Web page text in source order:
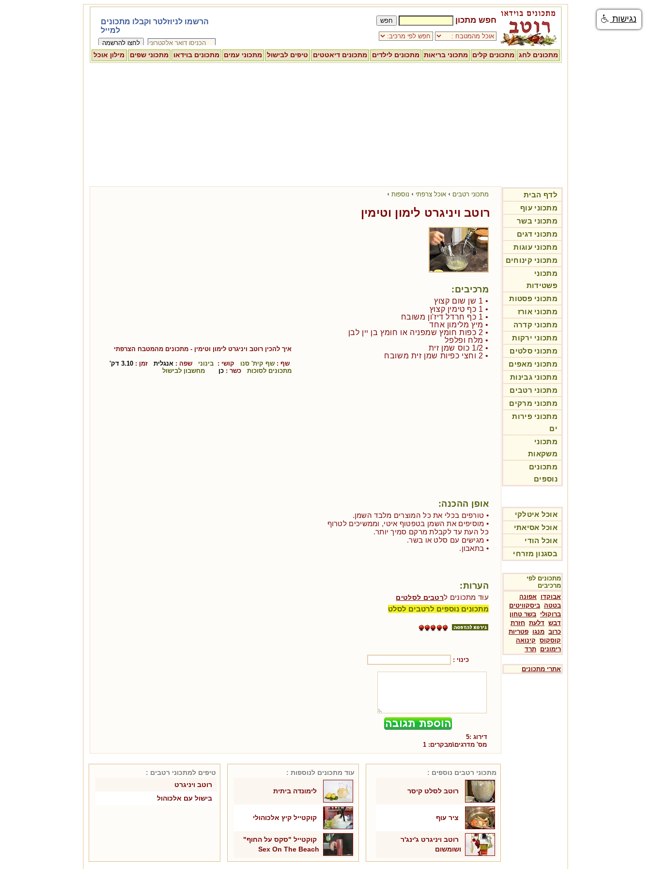
חפש מתכון
מתכונים לחג מתכונים קלים מתכוני בריאות מתכונים לילדים מתכונים דיאטטים טיפים לבישול מתכוני עמים מתכונים בוידאו מתכוני שפים מילון אוכל
לדף הבית
מתכוני עוף
מתכוני בשר
מתכוני דגים
מתכוני עוגות
מתכוני קינוחים
מתכוני
פשטידות
מתכוני פסטות
מתכוני אורז
מתכוני קדרה
מתכוני ירקות
מתכוני סלטים
מתכוני מאפים
מתכוני גבינות
מתכוני רטבים
מתכוני מרקים
מתכוני פירות
ים
מתכוני
משקאות
מתכונים
נוספים
אוכל איטלקי
אוכל אסיאתי
אוכל הודי
בסגנון מזרחי
מתכונים לפי
מרכיבים
אבוקדו אפונה
בטטה ביסקוויטים
ברוקולי בשר טחון
דבש דלעת חזרת
כרוב מנגו פטריות
קוסקוס קינואה
רימונים תרד
אתרי מתכונים
מתכוני רטבים › אוכל צרפתי › נוספות ›
רוטב ויניגרט לימון וטימין
מרכיבים:
• 1 שן שום קצוץ
• 1 כף טימין קצוץ
• 1 כף חרדל דיז'ון משובח
• מיץ מלימון אחד
• 2 כפות חומץ שמפניה או חומץ בן יין לבן
• מלח ופלפל
• 1/2 כוס שמן זית
• 2 וחצי כפיות שמן זית משובח
אופן ההכנה:
• טורפים בכלי את כל המוצרים מלבד השמן.
• מוסיפים את השמן בטפטוף איטי, וממשיכים לטרוף
כל העת עד לקבלת מרקם סמיך יותר.
• מגישים עם סלט או בשר.
• בתאבון.
הערות:
עוד מתכונים לרטבים לסלטים
מתכונים נוספים לרטבים לסלט
כינוי :
דירוג :5
מס' מדרגים\מבקרים: 1
איך להכין רוטב ויניגרט לימון וטימין - מתכונים מהמטבח הצרפתי
שף : שף קית' סנו קושי : בינוני שפה : אנגלית זמן : 3.10 דק'
מתכונים לסוכות
כשר : כן מחשבון לבישול
מתכוני רטבים נוספים :
רוטב לסלט קיסר
ציר עוף
רוטב ויניגרט ג'ינג'ר
ושומשום
עוד מתכונים לנוספות :
לימונדה ביתית
קוקטייל קיץ אלכוהולי
קוקטייל "סקס על החוף"
Sex On The Beach
טיפים למתכוני רטבים :
רוטב ויניגרט
בישול עם אלכוהול
נגישות